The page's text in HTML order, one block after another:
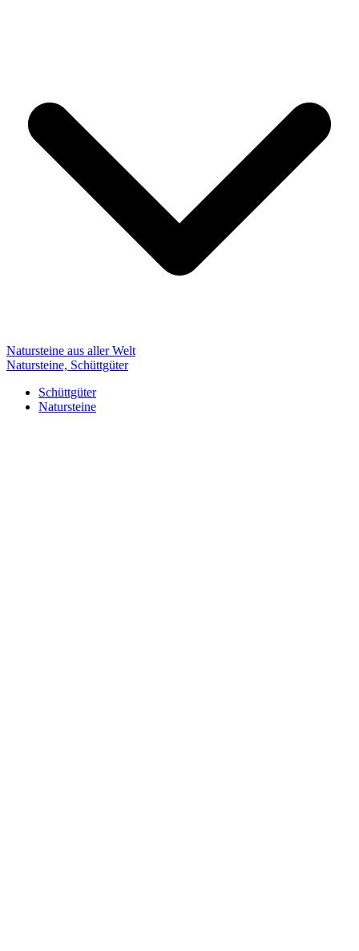
Natursteine aus aller Welt
Natursteine, Schüttgüter
Schüttgüter
Natursteine